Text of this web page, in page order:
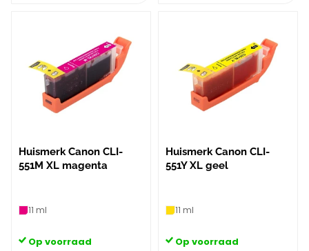
Huismerk Canon CLI-
551M XL magenta
11 ml
Op voorraad
Huismerk Canon CLI-
551Y XL geel
11 ml
Op voorraad